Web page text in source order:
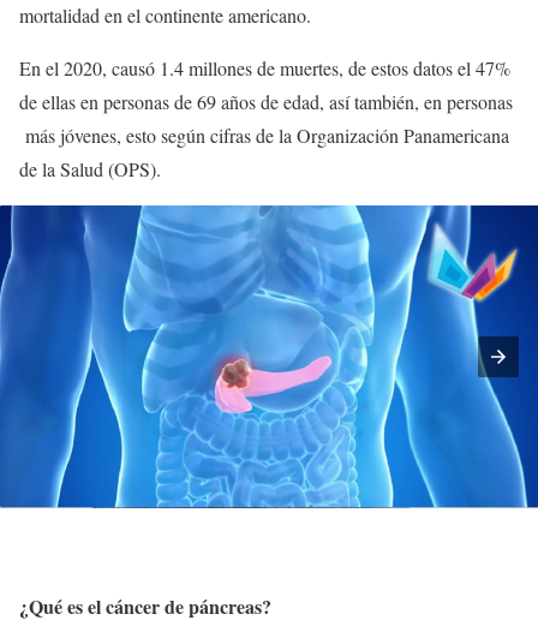
mortalidad en el continente americano.
En el 2020, causó 1.4 millones de muertes, de estos datos el 47%
de ellas en personas de 69 años de edad, así también, en personas
más jóvenes, esto según cifras de la Organización Panamericana
de la Salud (OPS).
¿Qué es el cáncer de páncreas?